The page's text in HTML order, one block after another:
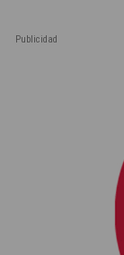
Publicidad